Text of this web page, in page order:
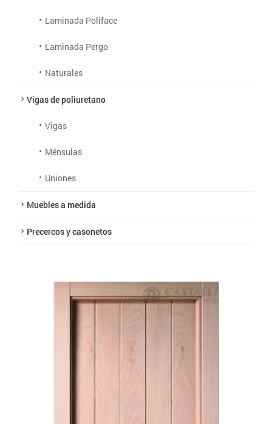
Laminada Poliface
Laminada Pergo
Naturales
Vigas de poliuretano
Vigas
Ménsulas
Uniones
Muebles a medida
Precercos y casonetos